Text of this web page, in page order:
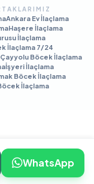
Ankara Ev İlaçlama
Haşere İlaçlama
İlaçlama
İlaçlama 7/24
Çayyolu Böcek İlaçlama
İşyeri İlaçlama
Böcek İlaçlama
İlaçlama
WhatsApp